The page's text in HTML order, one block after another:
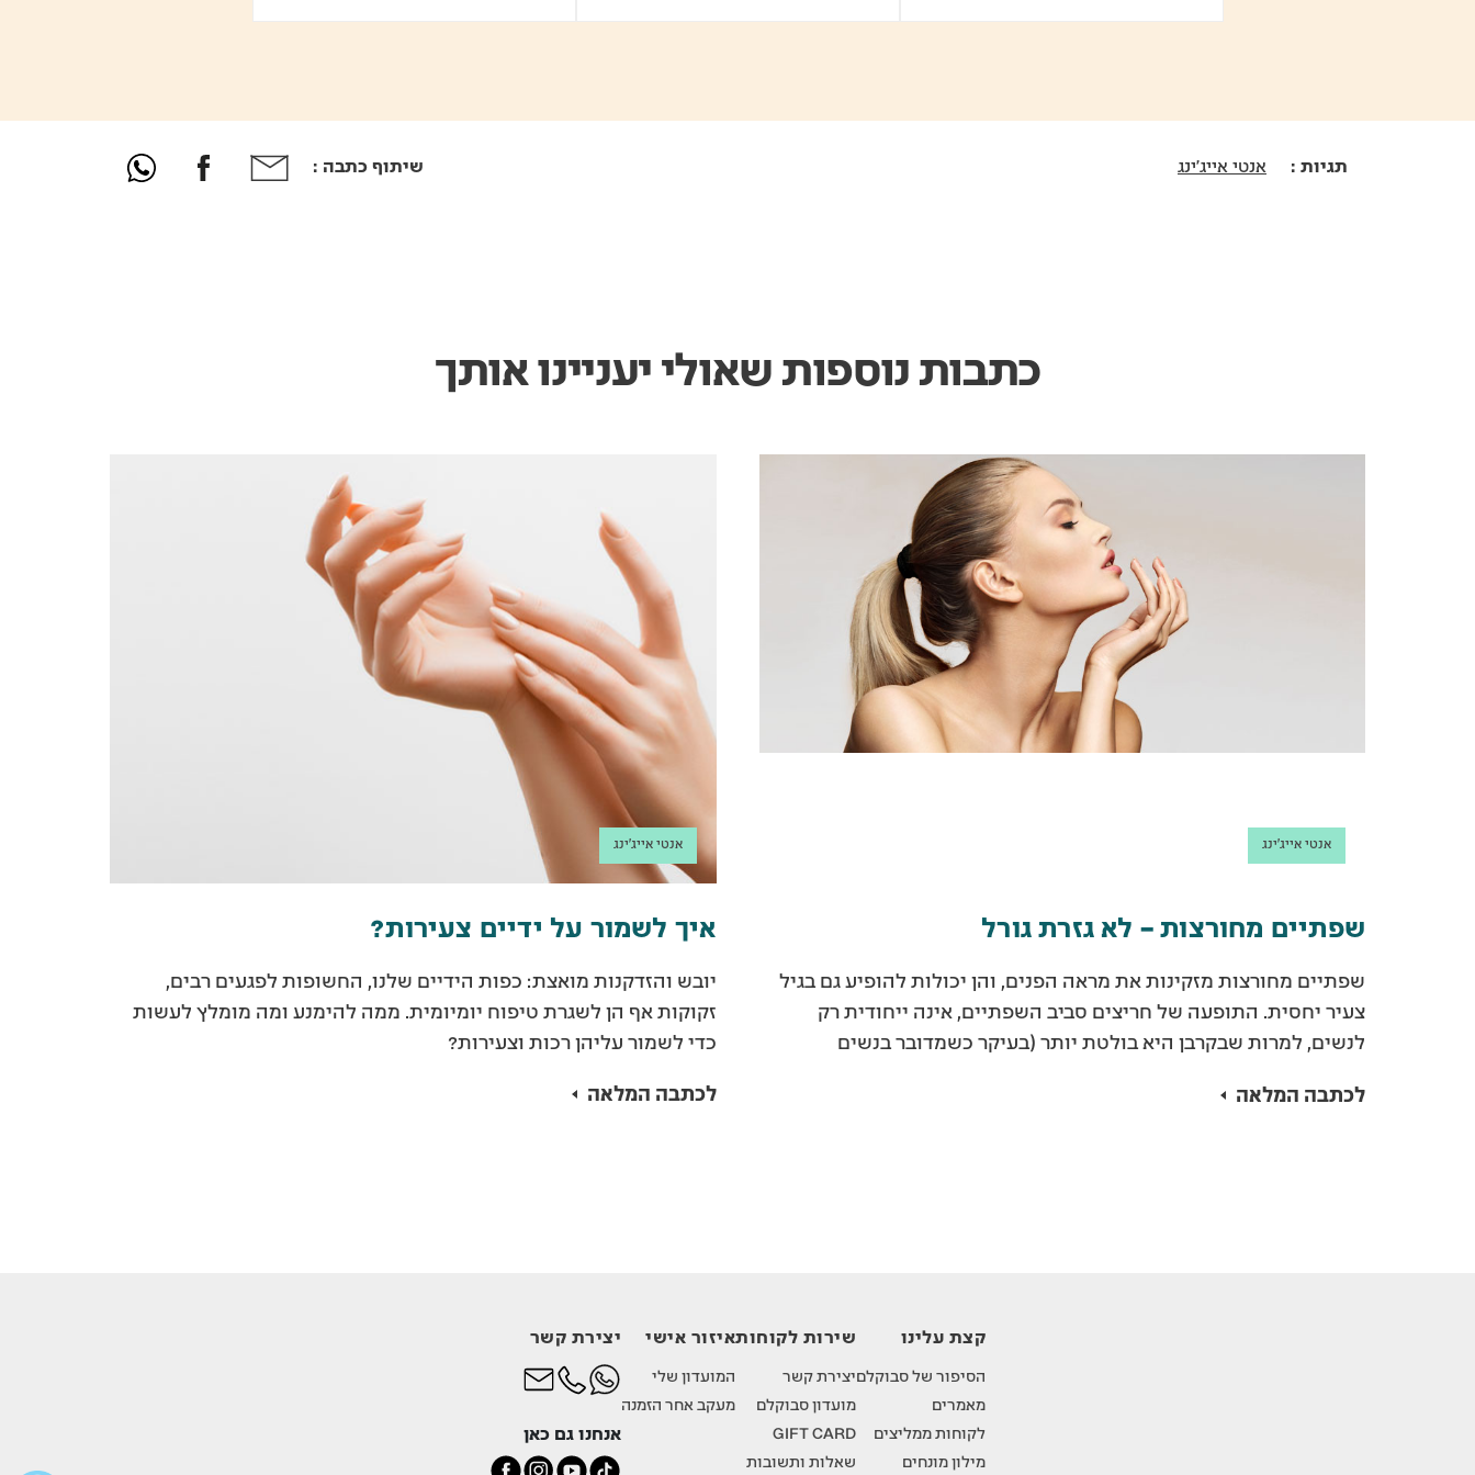
תגיות : אנטי אייג'ינג שיתוף כתבה :
כתבות נוספות שאולי יעניינו אותך
אנטי אייג'ינג
שפתיים מחורצות – לא גזרת גורל
שפתיים מחורצות מזקינות את מראה הפנים, והן יכולות להופיע גם בגיל
צעיר יחסית. התופעה של חריצים סביב השפתיים, אינה ייחודית רק
לנשים, למרות שבקרבן היא בולטת יותר (בעיקר כשמדובר בנשים
שהעור סביב השפתיים דק יותר בהשוואה לעור הפנים.
לכתבה המלאה
אנטי אייג'ינג
איך לשמור על ידיים צעירות?
יובש והזדקנות מואצת: כפות הידיים שלנו, החשופות לפגעים רבים,
זקוקות אף הן לשגרת טיפוח יומיומית. ממה להימנע ומה מומלץ לעשות
כדי לשמור עליהן רכות וצעירות?
לכתבה המלאה
קצת עלינו
הסיפור של סבוקלם
מאמרים
לקוחות ממליצים
מילון מונחים
שירות לקוחות
יצירת קשר
מועדון סבוקלם
GIFT CARD
שאלות ותשובות
איזור אישי
המועדון שלי
מעקב אחר הזמנה
יצירת קשר
אנחנו גם כאן